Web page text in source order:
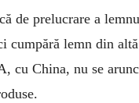
de prelucrare a
cumpără lemn din
cu China, nu se